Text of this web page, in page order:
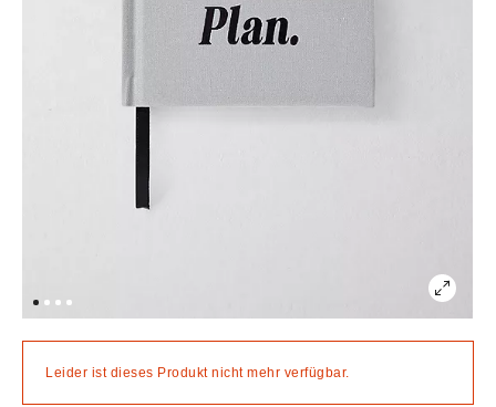
Leider ist dieses Produkt nicht mehr verfügbar.